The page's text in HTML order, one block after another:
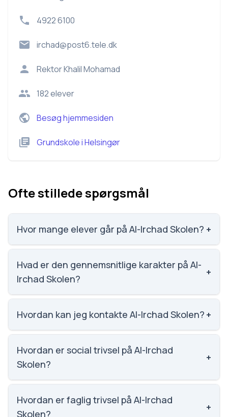
4922 6100
irchad@post6.tele.dk
RektorKhalil Mohamad
182elever
Besøg hjemmesiden
GrundskoleiHelsingør
Ofte stillede spørgsmål
Hvor mange elever går på Al-Irchad Skolen? +
Al-Irchad Skolen har 182 elever, hvilket gør den til
nummer 1309 ud af 3143 skoler.
Hvad er den gennemsnitlige karakter på Al-
Irchad Skolen?
+
Karaktergennemsnittet på Al-Irchad Skolen er 7.1,
nummer 844 ud af 3143 skoler.
Hvordan kan jeg kontakte Al-Irchad Skolen? +
Email: irchad@post6.tele.dk. Telefon: 4922 6100.
Adresse: Al-Irchad Skolen Fredericiavej 63, 3000
Helsingør. Skoleleder: Khalil Mohamad.
Hvordan er social trivsel på Al-Irchad
Skolen?
+
Vi har ikke data om social trivsel for Al-Irchad Skolen.
Hvordan er faglig trivsel på Al-Irchad
Skolen?
+